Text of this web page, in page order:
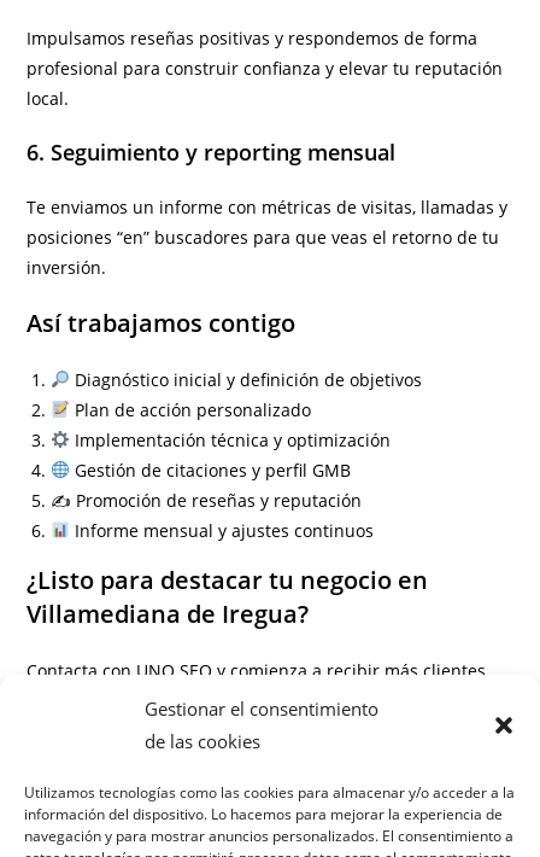
Gestionar el consentimiento
de las cookies
Utilizamos tecnologías como las cookies para almacenar y/o acceder a la
información del dispositivo. Lo hacemos para mejorar la experiencia de
navegación y para mostrar anuncios personalizados. El consentimiento a
Impulsamos reseñas positivas y respondemos de forma
profesional para construir confianza y elevar tu reputación
local.
6. Seguimiento y reporting mensual
Te enviamos un informe con métricas de visitas, llamadas y
posiciones “en” buscadores para que veas el retorno de tu
inversión.
Así trabajamos contigo
Diagnóstico inicial y definición de objetivos
Plan de acción personalizado
Implementación técnica y optimización
Gestión de citaciones y perfil GMB
✍️ Promoción de reseñas y reputación
Informe mensual y ajustes continuos
¿Listo para destacar tu negocio en
Villamediana de Iregua?
Contacta con UNO SEO y comienza a recibir más clientes
gracias al SEO local en Villamediana de Iregua.
Información
Preguntas frecuentes
¿Qué es el SEO local y en qué me beneficia?